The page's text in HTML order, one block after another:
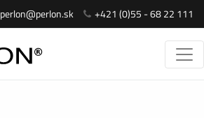
perlon@perlon.sk +421 (0)55 - 68 22 111